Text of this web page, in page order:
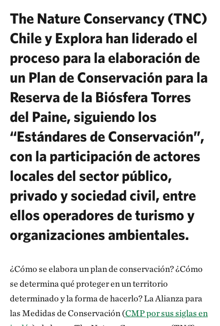
The Nature Conservancy (TNC)
Chile y Explora han liderado el
proceso para la elaboración de
un Plan de Conservación para la
Reserva de la Biósfera Torres
del Paine, siguiendo los
“Estándares de Conservación”,
con la participación de actores
locales del sector público,
privado y sociedad civil, entre
ellos operadores de turismo y
organizaciones ambientales.
¿Cómo se elabora un plan de conservación? ¿Cómo
se determina qué proteger en un territorio
determinado y la forma de hacerlo? La Alianza para
las Medidas de Conservación (CMP por sus siglas en